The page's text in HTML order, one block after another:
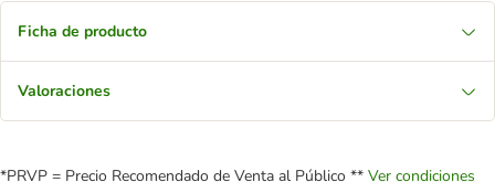
Ficha de producto
Valoraciones
*PRVP = Precio Recomendado de Venta al Público ** Ver condiciones